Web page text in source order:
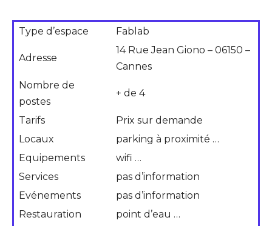
Type d’espace Fablab
Adresse
14 Rue Jean Giono – 06150 –
Cannes
Nombre de
postes
+ de 4
Tarifs
Prix sur demande
Locaux
parking à proximité …
Equipements
wifi …
Services
pas d’information
Evénements
pas d’information
Restauration
point d’eau …